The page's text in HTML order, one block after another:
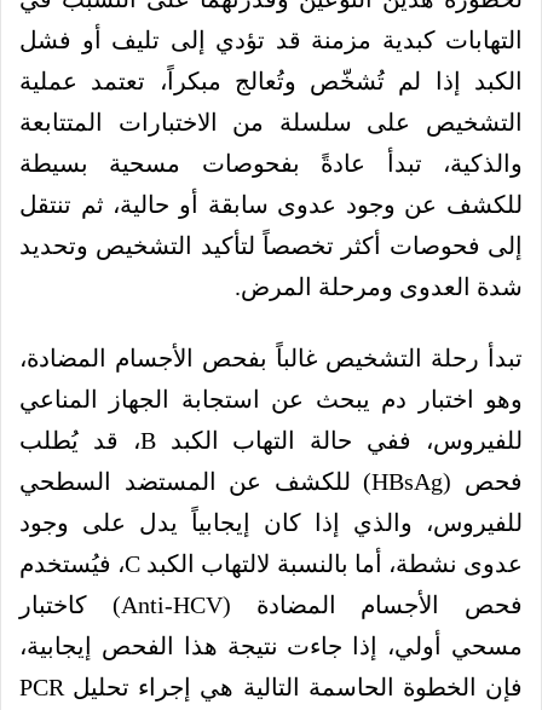
التهابات كبدية مزمنة قد تؤدي إلى تليف أو فشل
الكبد إذا لم تُشخّص وتُعالج مبكراً، تعتمد عملية
التشخيص على سلسلة من الاختبارات المتتابعة
والذكية، تبدأ عادةً بفحوصات مسحية بسيطة
للكشف عن وجود عدوى سابقة أو حالية، ثم تنتقل
إلى فحوصات أكثر تخصصاً لتأكيد التشخيص وتحديد
شدة العدوى ومرحلة المرض.
تبدأ رحلة التشخيص غالباً بفحص الأجسام المضادة،
وهو اختبار دم يبحث عن استجابة الجهاز المناعي
للفيروس، ففي حالة التهاب الكبد B، قد يُطلب
فحص (HBsAg) للكشف عن المستضد السطحي
للفيروس، والذي إذا كان إيجابياً يدل على وجود
عدوى نشطة، أما بالنسبة لالتهاب الكبد C، فيُستخدم
فحص الأجسام المضادة (Anti-HCV) كاختبار
مسحي أولي، إذا جاءت نتيجة هذا الفحص إيجابية،
فإن الخطوة الحاسمة التالية هي إجراء تحليل PCR